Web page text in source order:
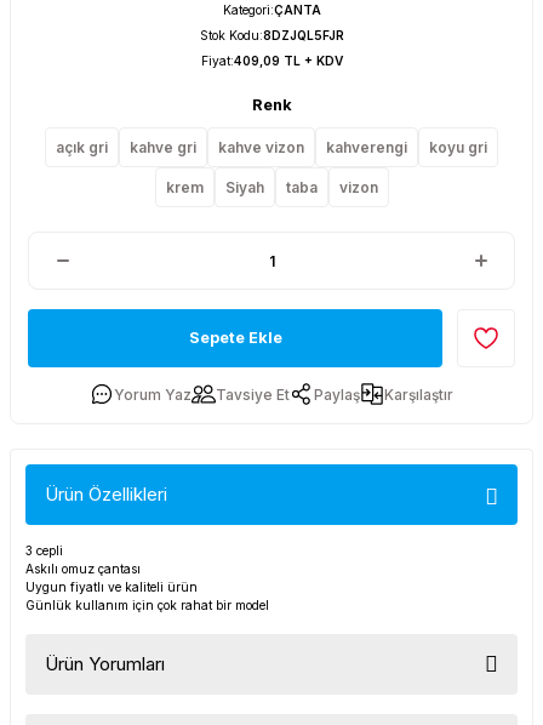
Kategori:ÇANTA
Stok Kodu:8DZJQL5FJR
Fiyat:409,09 TL + KDV
Renk
açık gri kahve gri kahve vizon kahverengi koyu gri
krem Siyah taba vizon
Sepete Ekle
Yorum Yaz Tavsiye Et Paylaş Karşılaştır
Ürün Özellikleri
3 cepli
Askılı omuz çantası
Uygun fiyatlı ve kaliteli ürün
Günlük kullanım için çok rahat bir model
Ürün Yorumları